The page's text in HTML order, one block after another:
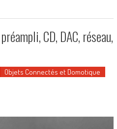
CD, DAC, réseau,
Objets Connectés et Domotique